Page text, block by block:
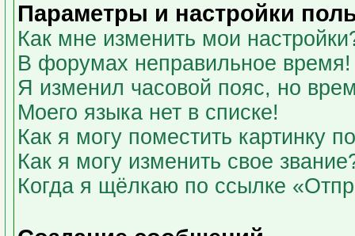
Параметры и настройки
Как мне изменить мои
В форумах неправильное время!
Я изменил часовой пояс, но
Моего языка нет в списке!
Как я могу поместить картинку
Как я могу изменить свое
Когда я щёлкаю по ссылке